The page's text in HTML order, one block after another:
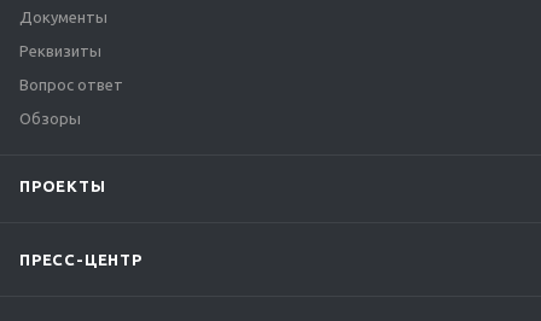
Документы
Реквизиты
Вопрос ответ
Обзоры
ПРОЕКТЫ
ПРЕСС-ЦЕНТР